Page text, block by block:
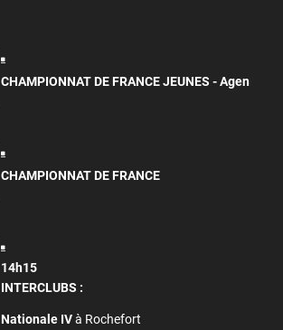
CHAMPIONNAT DE FRANCE JEUNES -Agen
CHAMPIONNAT DE FRANCE
14h15
INTERCLUBS :
Nationale IVà Rochefort